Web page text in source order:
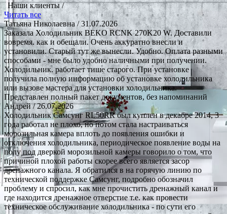
Наши клиенты /
Читать все
Татьяна Николаевна / 31.07.2026
Заказала Холодильник BEKO RCNK 270K20 W. Доставили
вовремя. как и обещали. Очень аккуратно внесли и
установили. Старый тут же вынесли. Удобно. Оплата разными
способами - мне было удобно наличными при получении.
Холодильник. работает тише старого. При установке
получила полную информацию об установке холодильника
или вызове мастера для установки холодильника.
Представлен полный пакет документов, без напоминаний
Андрей/ 26.07.2026
Холодильник Самсунг RL50RR был куплен в декабре 2014, 3
года работал не плохо, но потом стала настраиваться
морозильная камера вплоть до появления ошибки и
отключения холодильника, периодическое появление воды на
полу под дверкой морозильной камеры говорило о том, что
причиной плохой работы скорее всего является засор
дренажного канала. Я обратился в на горячую линию по
технической поддержке Самсунг, подробно обозначил
проблему и спросил, как мне прочистить дренажный канал и
где находится дренажное отверстие т.е. как провести
техническое обслуживание холодильника - по сути его